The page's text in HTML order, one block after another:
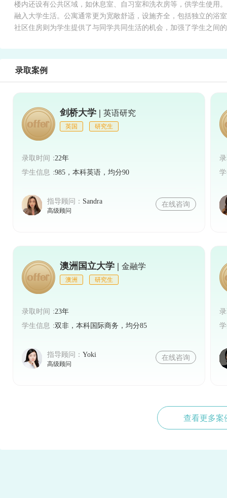
楼内还设有公共区域，如休息室、自习室和洗衣房等，供学生使用
融入大学生活。公寓通常更为宽敞舒适，设施齐全，包括独立的浴
社区住房则为学生提供了与同学共同生活的机会，加强了学生之间
录取案例
剑桥大学 | 英语研究
英国 研究生
录取时间：22年
学生信息：985，本科英语，均分90
指导顾问： Sandra
高级顾问
在线咨询
澳洲国立大学 | 金融学
澳洲 研究生
录取时间：23年
学生信息：双非，本科国际商务，均分85
指导顾问： Yoki
高级顾问
在线咨询
查看更多案